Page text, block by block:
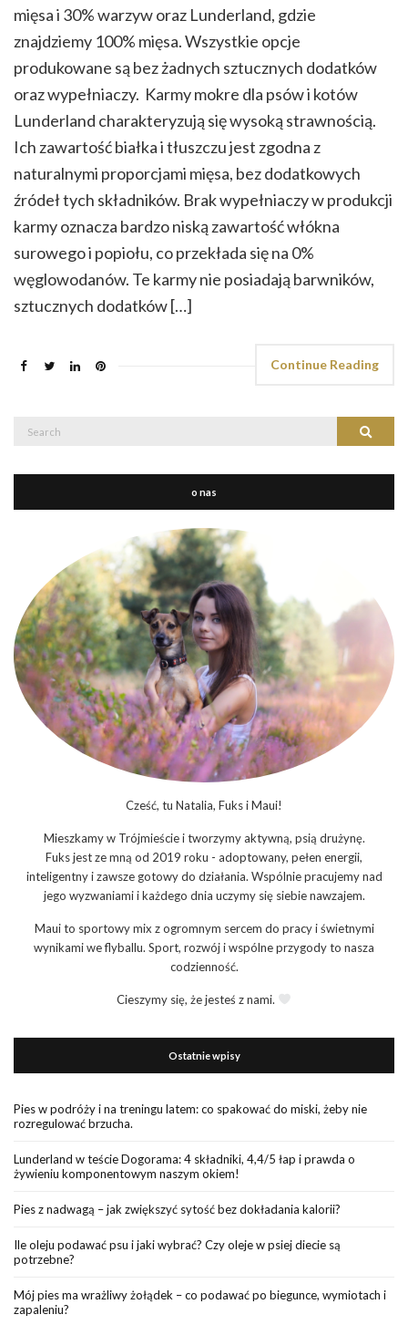
mięsa i 30% warzyw oraz Lunderland, gdzie
znajdziemy 100% mięsa. Wszystkie opcje
produkowane są bez żadnych sztucznych dodatków
oraz wypełniaczy. Karmy mokre dla psów i kotów
Lunderland charakteryzują się wysoką strawnością.
Ich zawartość białka i tłuszczu jest zgodna z
naturalnymi proporcjami mięsa, bez dodatkowych
źródeł tych składników. Brak wypełniaczy w produkcji
karmy oznacza bardzo niską zawartość włókna
surowego i popiołu, co przekłada się na 0%
węglowodanów. Te karmy nie posiadają barwników,
sztucznych dodatków […]
Continue Reading
Search
Search
o nas
Cześć, tu Natalia, Fuks i Maui!
Mieszkamy w Trójmieście i tworzymy aktywną, psią drużynę.
Fuks jest ze mną od 2019 roku - adoptowany, pełen energii,
inteligentny i zawsze gotowy do działania. Wspólnie pracujemy nad
jego wyzwaniami i każdego dnia uczymy się siebie nawzajem.
Maui to sportowy mix z ogromnym sercem do pracy i świetnymi
wynikami we flyballu. Sport, rozwój i wspólne przygody to nasza
codzienność.
Cieszymy się, że jesteś z nami.
Ostatnie wpisy
Pies w podróży i na treningu latem: co spakować do miski, żeby nie
rozregulować brzucha.
Lunderland w teście Dogorama: 4 składniki, 4,4/5 łap i prawda o
żywieniu komponentowym naszym okiem!
Pies z nadwagą – jak zwiększyć sytość bez dokładania kalorii?
Ile oleju podawać psu i jaki wybrać? Czy oleje w psiej diecie są
potrzebne?
Mój pies ma wrażliwy żołądek – co podawać po biegunce, wymiotach i
zapaleniu?